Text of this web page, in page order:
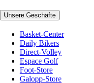
Unsere Geschäfte
Basket-Center
Daily Bikers
Direct-Volley
Espace Golf
Foot-Store
Galopp-Store